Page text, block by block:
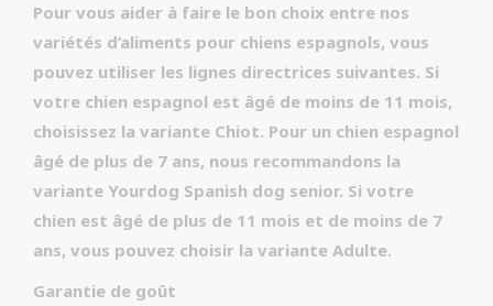
Pour vous aider à faire le bon choix entre nos
variétés d’aliments pour chiens espagnols, vous
pouvez utiliser les lignes directrices suivantes. Si
votre chien espagnol est âgé de moins de 11 mois,
choisissez la variante Chiot. Pour un chien espagnol
âgé de plus de 7 ans, nous recommandons la
variante Yourdog Spanish dog senior. Si votre
chien est âgé de plus de 11 mois et de moins de 7
ans, vous pouvez choisir la variante Adulte.
Garantie de goût